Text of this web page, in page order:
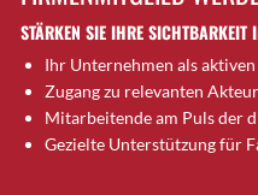
Däniken
Dübendorf
Dübendorf 1
STÄRKEN SIE IHRE SICHTBARKEIT
Ihr Unternehmen als
Zugang zu relevanten
Mitarbeitende am Puls der
Gezielte Unterstützung für